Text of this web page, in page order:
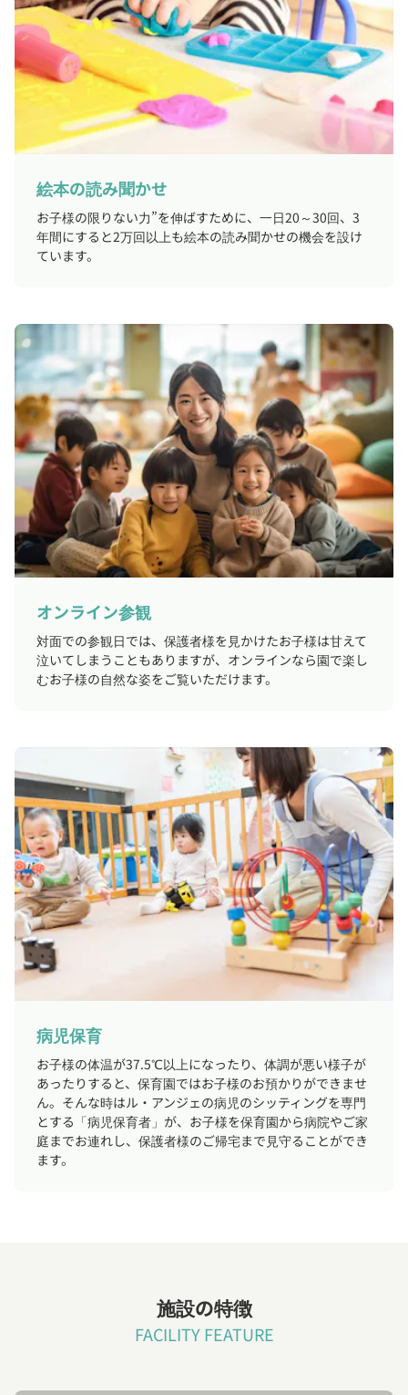
絵本の読み聞かせ
お子様の限りない力”を伸ばすために、一日20～30回、3
年間にすると2万回以上も絵本の読み聞かせの機会を設け
ています。
オンライン参観
対面での参観日では、保護者様を見かけたお子様は甘えて
泣いてしまうこともありますが、オンラインなら園で楽し
むお子様の自然な姿をご覧いただけます。
病児保育
お子様の体温が37.5℃以上になったり、体調が悪い様子が
あったりすると、保育園ではお子様のお預かりができませ
ん。そんな時はル・アンジェの病児のシッティングを専門
とする「病児保育者」が、お子様を保育園から病院やご家
庭までお連れし、保護者様のご帰宅まで見守ることができ
ます。
施設の特徴
FACILITY FEATURE